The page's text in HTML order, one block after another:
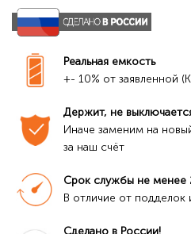
Реальная емкость
+- 10% от заявленной
Держит, не
Иначе заменим на
за наш счёт
Срок службы не менее
В отличие от подделок
Сделано в России!